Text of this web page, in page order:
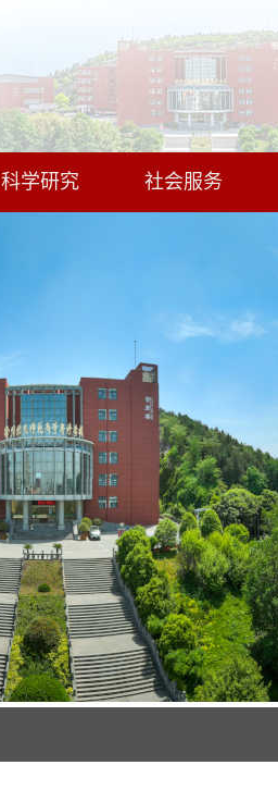
科学研究 社会服务